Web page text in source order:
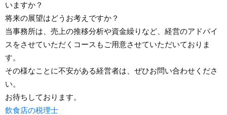
いますか？
将来の展望はどうお考えですか？
当事務所は、売上の推移分析や資金繰りなど、経営のアドバイ
スをさせていただくコースもご用意させていただいておりま
す。
その様なことに不安がある経営者は、ぜひお問い合わせくださ
い。
お待ちしております。
飲食店の税理士